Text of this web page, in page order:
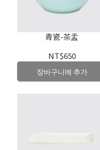
青瓷-茶盂
NT$650
장바구니에 추가